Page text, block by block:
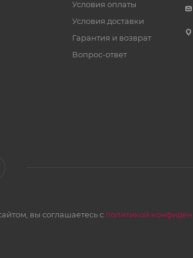
Условия оплаты
Условия доставки
Гарантия и возврат
Вопрос-ответ
вы соглашаетесь с политикой